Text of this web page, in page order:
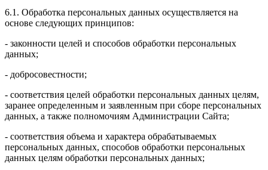
6.1. Обработка персональных данных осуществляется на
основе следующих принципов:
- законности целей и способов обработки персональных
данных;
- добросовестности;
- соответствия целей обработки персональных данных целям,
заранее определенным и заявленным при сборе персональных
данных, а также полномочиям Администрации Сайта;
- соответствия объема и характера обрабатываемых
персональных данных, способов обработки персональных
данных целям обработки персональных данных;